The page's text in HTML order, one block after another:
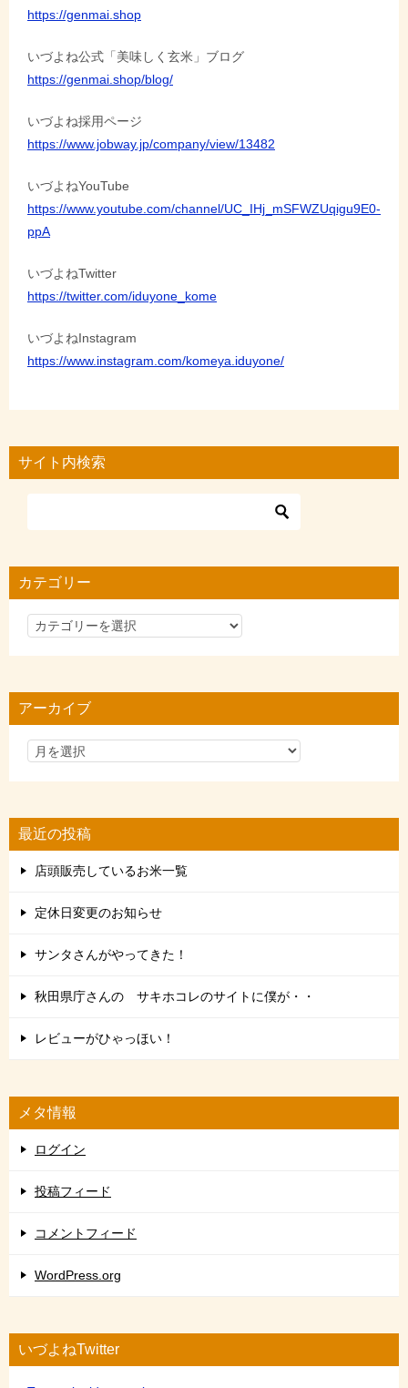
https://genmai.shop
いづよね公式「美味しく玄米」ブログ
https://genmai.shop/blog/
いづよね採用ページ
https://www.jobway.jp/company/view/13482
いづよねYouTube
https://www.youtube.com/channel/UC_IHj_mSFWZUqigu9E0-
ppA
いづよねTwitter
https://twitter.com/iduyone_kome
いづよねInstagram
https://www.instagram.com/komeya.iduyone/
サイト内検索
カテゴリー
カ
リ
アーカイブ
最近の投稿
店頭販売しているお米一覧
定休日変更のお知らせ
サンタさんがやってきた！
秋田県庁さんの サキホコレのサイトに僕が・・
レビューがひゃっほい！
メタ情報
ログイン
投稿フィード
コメントフィード
WordPress.org
いづよねTwitter